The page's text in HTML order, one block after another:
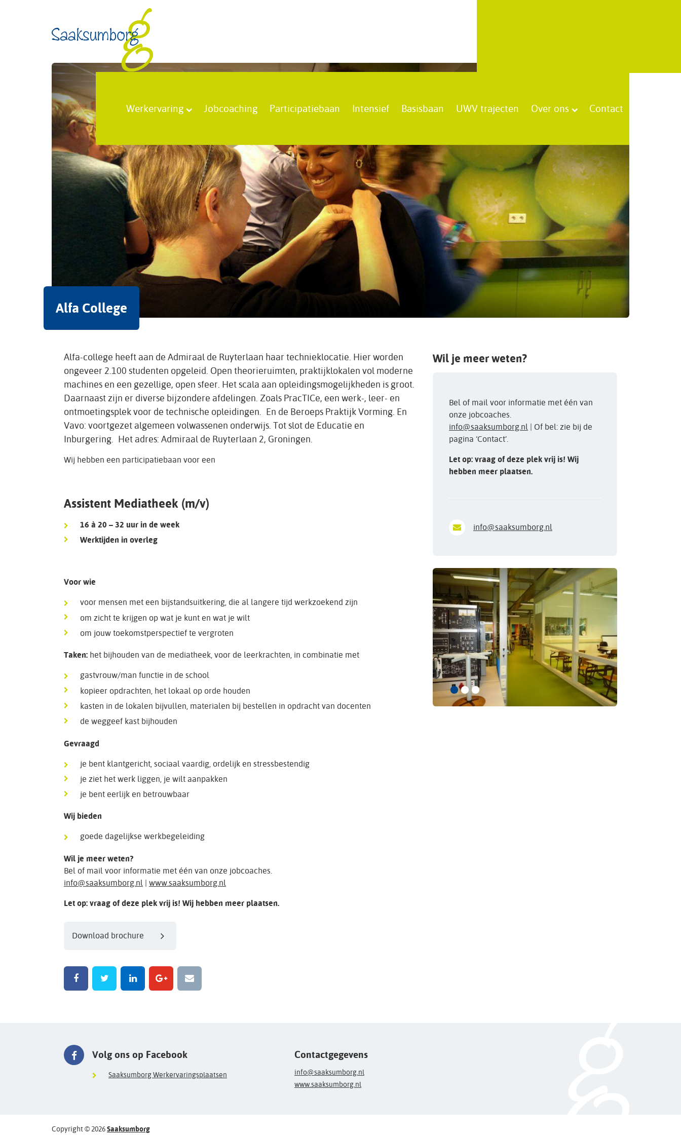
Werkervaring Jobcoaching Participatiebaan Intensief Basisbaan UWV trajecten Over ons Contact
Alfa College
Alfa-college heeft aan de Admiraal de Ruyterlaan haar technieklocatie. Hier worden
ongeveer 2.100 studenten opgeleid. Open theorieruimten, praktijklokalen vol moderne
machines en een gezellige, open sfeer. Het scala aan opleidingsmogelijkheden is groot.
Daarnaast zijn er diverse bijzondere afdelingen. Zoals PracTICe, een werk-, leer- en
ontmoetingsplek voor de technische opleidingen. En de Beroeps Praktijk Vorming. En
Vavo: voortgezet algemeen volwassenen onderwijs. Tot slot de Educatie en
Inburgering. Het adres: Admiraal de Ruyterlaan 2, Groningen.
Wij hebben een participatiebaan voor een
Assistent Mediatheek (m/v)
16 à 20 – 32 uur in de week
Werktijden in overleg
Voor wie
voor mensen met een bijstandsuitkering, die al langere tijd werkzoekend zijn
om zicht te krijgen op wat je kunt en wat je wilt
om jouw toekomstperspectief te vergroten
Taken: het bijhouden van de mediatheek, voor de leerkrachten, in combinatie met
gastvrouw/man functie in de school
kopieer opdrachten, het lokaal op orde houden
kasten in de lokalen bijvullen, materialen bij bestellen in opdracht van docenten
de weggeef kast bijhouden
Gevraagd
je bent klantgericht, sociaal vaardig, ordelijk en stressbestendig
je ziet het werk liggen, je wilt aanpakken
je bent eerlijk en betrouwbaar
Wij bieden
goede dagelijkse werkbegeleiding
Wil je meer weten?
Bel of mail voor informatie met één van onze jobcoaches.
info@saaksumborg.nl | www.saaksumborg.nl
Let op: vraag of deze plek vrij is! Wij hebben meer plaatsen.
Download brochure
Wil je meer weten?
Bel of mail voor informatie met één van
onze jobcoaches.
info@saaksumborg.nl | Of bel: zie bij de
pagina ‘Contact’.
Let op: vraag of deze plek vrij is! Wij
hebben meer plaatsen.
info@saaksumborg.nl
Volg ons op Facebook
Saaksumborg Werkervaringsplaatsen
Contactgegevens
info@saaksumborg.nl
www.saaksumborg.nl
Copyright © 2026Saaksumborg